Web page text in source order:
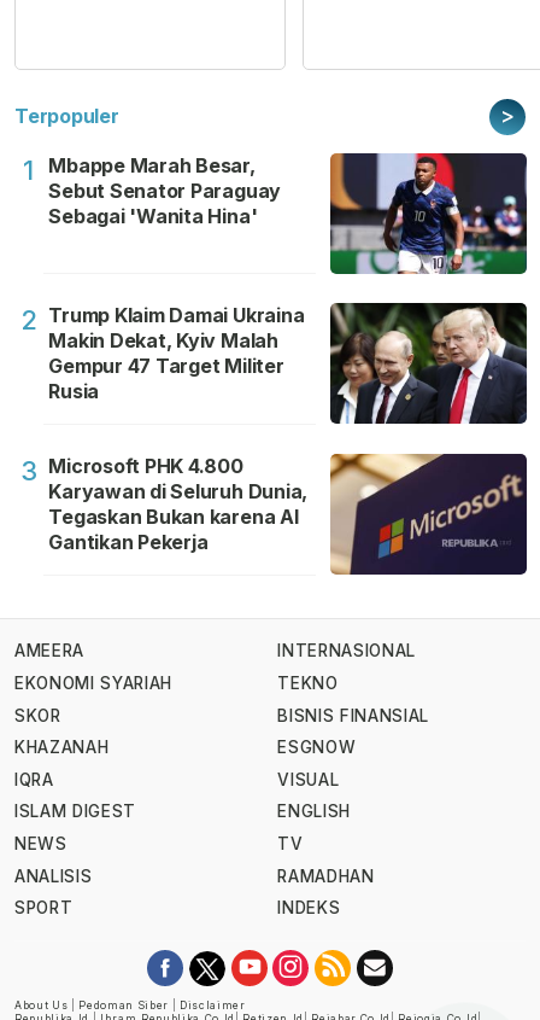
Terpopuler >
1
Mbappe Marah Besar,
Sebut Senator Paraguay
Sebagai 'Wanita Hina'
2 Trump Klaim Damai Ukraina
Makin Dekat, Kyiv Malah
Gempur 47 Target Militer
Rusia
3 Microsoft PHK 4.800
Karyawan di Seluruh Dunia,
Tegaskan Bukan karena AI
Gantikan Pekerja
AMEERA
EKONOMI SYARIAH
SKOR
KHAZANAH
IQRA
ISLAM DIGEST
NEWS
ANALISIS
SPORT
INTERNASIONAL
TEKNO
BISNIS FINANSIAL
ESGNOW
VISUAL
ENGLISH
TV
RAMADHAN
INDEKS
About Us Pedoman Siber
Disclaimer